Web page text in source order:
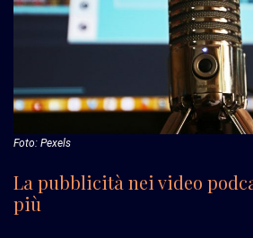
Foto: Pexels
La pubblicità nei video
più